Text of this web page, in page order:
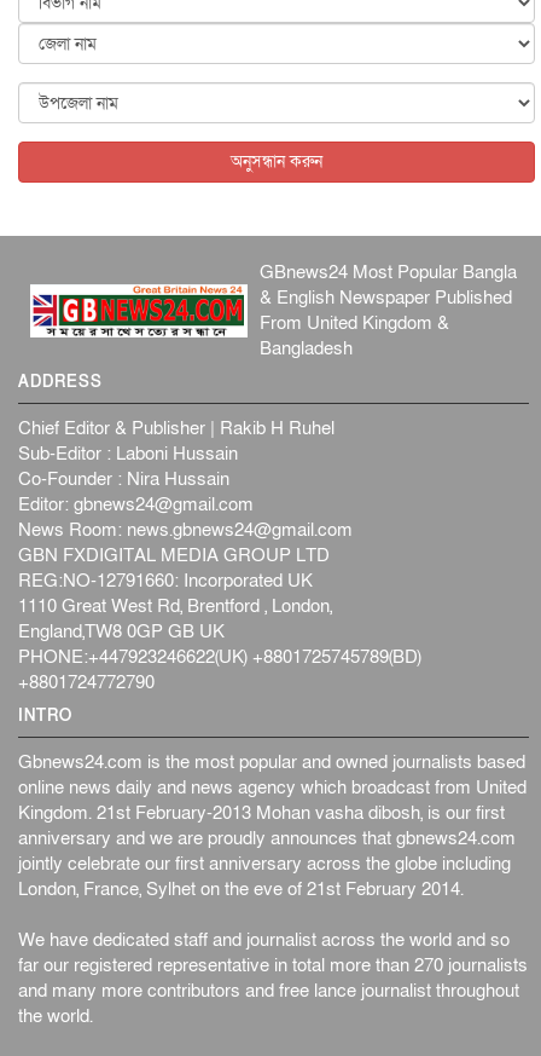
৬ আগস্ট, ২০২৬
৬ আগস্ট, ২০২৬
অনুসন্ধান করুন
GBnews24 Most Popular Bangla
& English Newspaper Published
From United Kingdom &
Bangladesh
ADDRESS
Chief Editor & Publisher | Rakib H Ruhel
Sub-Editor : Laboni Hussain
Co-Founder : Nira Hussain
Editor: gbnews24@gmail.com
News Room: news.gbnews24@gmail.com
GBN FXDIGITAL MEDIA GROUP LTD
REG:NO-12791660: Incorporated UK
1110 Great West Rd, Brentford , London,
England,TW8 0GP GB UK
PHONE:+447923246622(UK) +8801725745789(BD)
+8801724772790
INTRO
Gbnews24.com is the most popular and owned journalists based
online news daily and news agency which broadcast from United
Kingdom. 21st February-2013 Mohan vasha dibosh, is our first
anniversary and we are proudly announces that gbnews24.com
jointly celebrate our first anniversary across the globe including
London, France, Sylhet on the eve of 21st February 2014.
We have dedicated staff and journalist across the world and so
far our registered representative in total more than 270 journalists
and many more contributors and free lance journalist throughout
the world.